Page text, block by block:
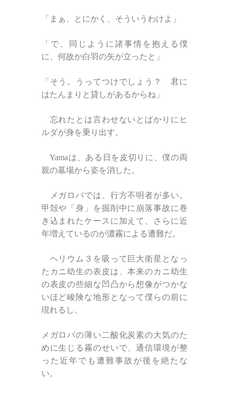
「まぁ、とにかく、そういうわけよ」
「で、同じように諸事情を抱える僕
に、何故か白羽の矢が立ったと」
「そう。うってつけでしょう？ 君に
はたんまりと貸しがあるからね」
忘れたとは言わせないとばかりにヒ
ルダが身を乗り出す。
Yamaは、ある日を皮切りに、僕の両
親の墓場から姿を消した。
メガロパでは、行方不明者が多い。
甲殻や「身」を掘削中に崩落事故に巻
き込まれたケースに加えて、さらに近
年増えているのが濃霧による遭難だ。
ヘリウム３を吸って巨大衛星となっ
たカニ幼生の表皮は、本来のカニ幼生
の表皮の些細な凹凸から想像がつかな
いほど峻険な地形となって僕らの前に
現れるし、
メガロパの薄い二酸化炭素の大気のた
めに生じる霧のせいで、通信環境が整
った近年でも遭難事故が後を絶たな
い。